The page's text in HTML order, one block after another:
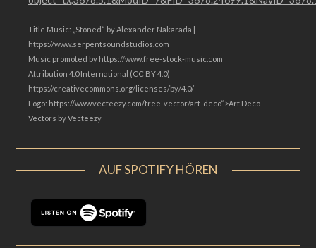
Title Music: „Stoned“ by Alexander Nakarada |
https://www.serpentsoundstudios.com
Music promoted by https://www.free-stock-music.com
Attribution 4.0 International (CC BY 4.0)
https://creativecommons.org/licenses/by/4.0/
Logo: https://www.vecteezy.com/free-vector/art-deco“>Art Deco
Vectors by Vecteezy
AUF SPOTIFY HÖREN